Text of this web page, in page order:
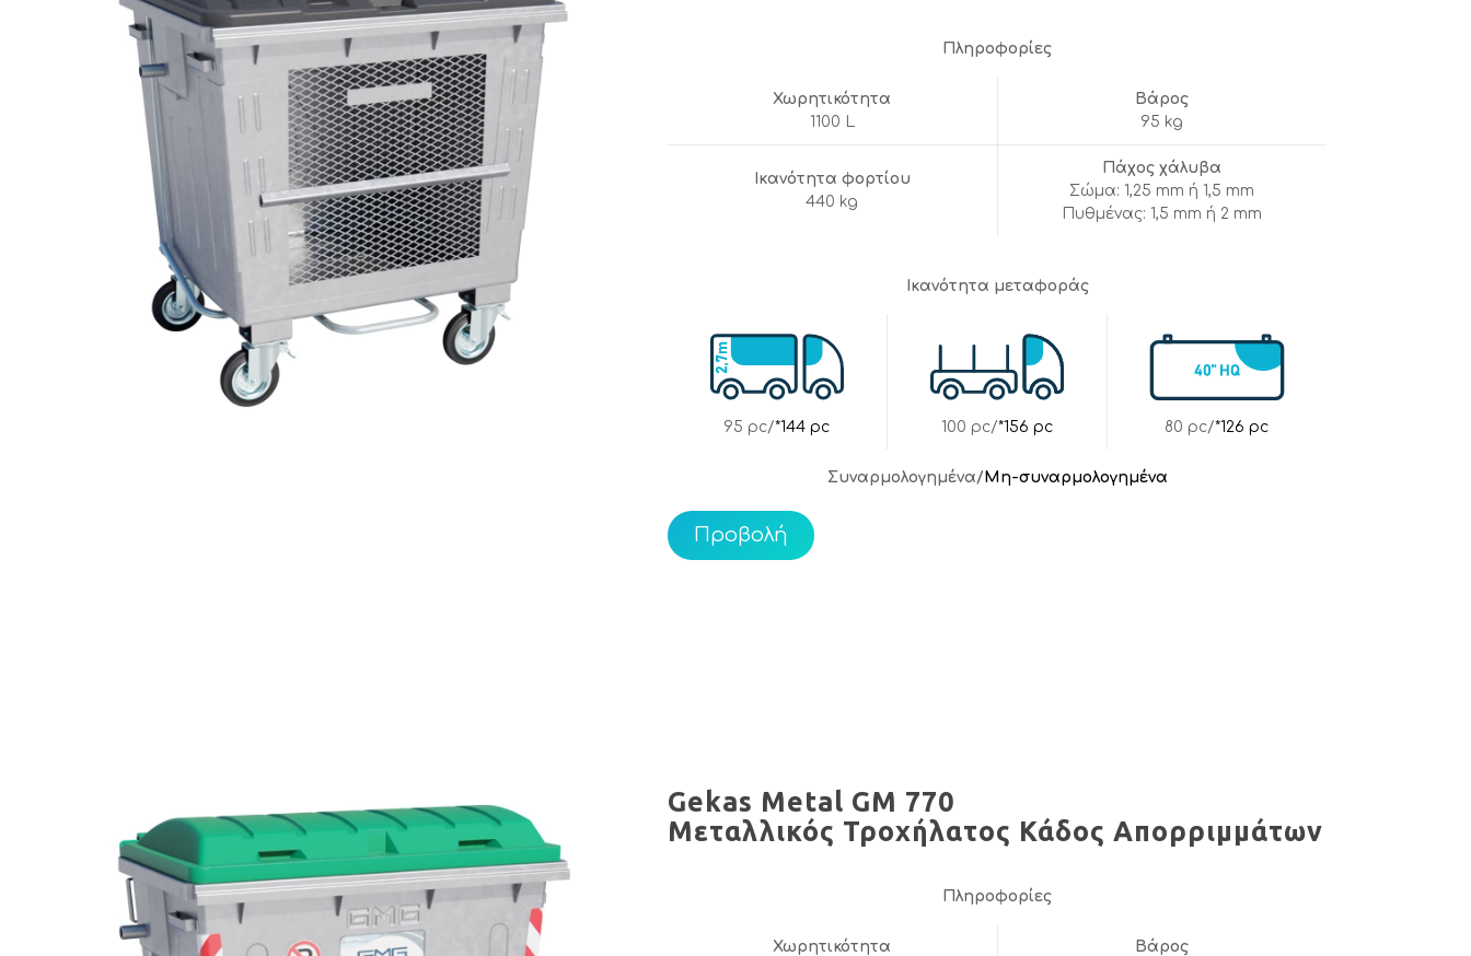
Πληροφορίες
Χωρητικότητα
1100 L
Βάρος
95 kg
Ικανότητα φορτίου
440 kg
Πάχος χάλυβα
Σώμα: 1,25 mm ή 1,5 mm
Πυθμένας: 1,5 mm ή 2 mm
Ικανότητα μεταφοράς
95 pc/*144 pc 100 pc/*156 pc 80 pc/*126 pc
Συναρμολογημένα/Μη-συναρμολογημένα
Προβολή
Gekas Metal GM 770
Μεταλλικός Τροχήλατος Κάδος Απορριμμάτων
Πληροφορίες
Χωρητικότητα
Βάρος